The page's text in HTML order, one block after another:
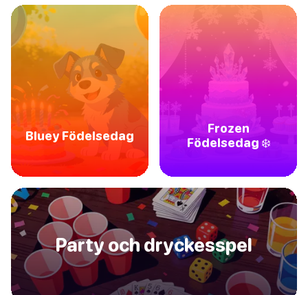
Bluey Födelsedag
Frozen
Födelsedag ❄️
Party och dryckesspel